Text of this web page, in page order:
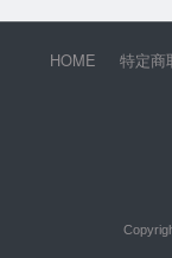
HOME 特定商